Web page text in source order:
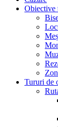
Obiective
Tururi de